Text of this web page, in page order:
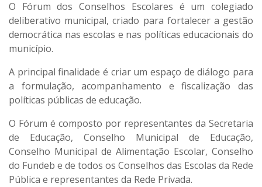
O Fórum dos Conselhos Escolares é um colegiado
deliberativo municipal, criado para fortalecer a gestão
democrática nas escolas e nas políticas educacionais do
município.
A principal finalidade é criar um espaço de diálogo para
a formulação, acompanhamento e fiscalização das
políticas públicas de educação.
O Fórum é composto por representantes da Secretaria
de Educação, Conselho Municipal de Educação,
Conselho Municipal de Alimentação Escolar, Conselho
do Fundeb e de todos os Conselhos das Escolas da Rede
Pública e representantes da Rede Privada.